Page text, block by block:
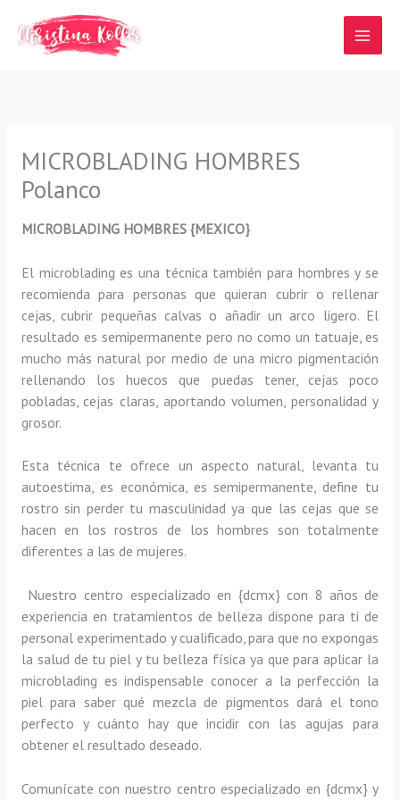
contenido
MICROBLADING HOMBRES
Polanco
MICROBLADING HOMBRES {MEXICO}
El microblading es una técnica también para hombres y se
recomienda para personas que quieran cubrir o rellenar
cejas, cubrir pequeñas calvas o añadir un arco ligero.El
resultado es semipermanente pero no como un tatuaje, es
mucho más natural por medio de una micro pigmentación
rellenando los huecos que puedas tener, cejas poco
pobladas, cejas claras, aportando volumen, personalidad y
grosor.
Esta técnica te ofrece un aspecto natural, levanta tu
autoestima, es económica, es semipermanente, define tu
rostro sin perder tu masculinidad ya que las cejas que se
hacen en los rostros de los hombres son totalmente
diferentes a las de mujeres.
Nuestro centro especializado en {dcmx} con 8 años de
experiencia en tratamientos de belleza dispone para ti de
personal experimentado y cualificado, para que no expongas
la salud de tu piel y tu belleza física ya que para aplicar la
microblading es indispensable conocer a la perfección la
piel para saber qué mezcla de pigmentos dará el tono
perfecto y cuánto hay que incidir con las agujas para
obtener el resultado deseado.
Comunícate con nuestro centro especializado en {dcmx} y